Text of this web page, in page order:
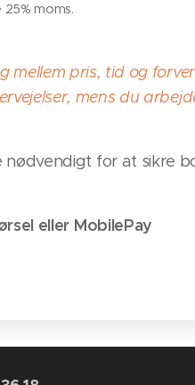
25% moms.
pris, tid og
mens du
for at sikre
eller MobilePay